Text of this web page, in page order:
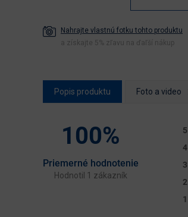
Nahrajte vlastnú fotku tohto produktu
a získajte 5% zľavu na ďaľší nákup
Popis produktu Foto a video
100%
Priemerné hodnotenie
Hodnotil 1 zákazník
5
4
3
2
1